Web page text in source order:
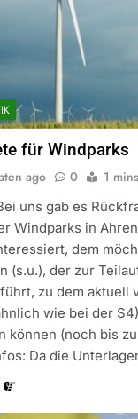
für Windparks
ago 0 1 mins
uns gab es
Windparks in
dem
(s.u.), der zur
zu dem aktuell
wie bei der
können (noch bis
Da die